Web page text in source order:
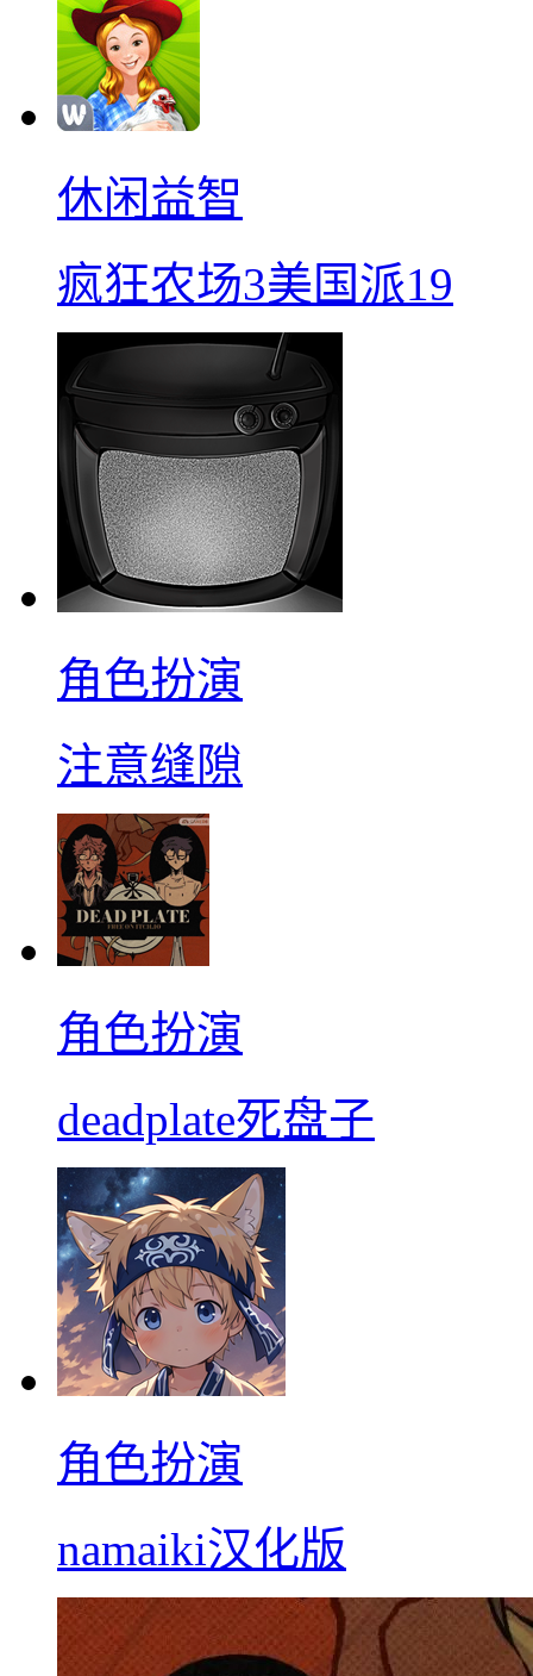
休闲益智
疯狂农场3美国派19
角色扮演
注意缝隙
角色扮演
deadplate死盘子
角色扮演
namaiki汉化版